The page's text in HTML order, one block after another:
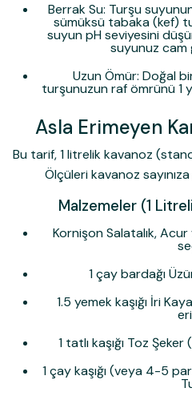
Berrak Su: Turşu
sümüksü tabaka (kef)
suyun pH seviyesini
suyunuz cam
Uzun Ömür: Doğal
turşunuzun raf ömrünü 1
Asla Erimeyen
Bu tarif, 1 litrelik kavanoz
Ölçüleri kavanoz
Malzemeler (1
Kornişon Salatalık,
1 çay bardağı
1.5 yemek kaşığı İri
1 tatlı kaşığı Toz Şeker
1 çay kaşığı (veya 4-5